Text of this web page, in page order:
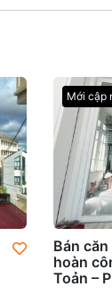
Mới cập
Bán
hoàn
Toản –